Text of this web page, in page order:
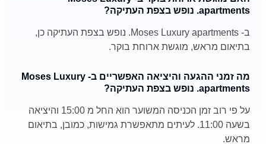
apartments. נופש בצפת העתיקה?
ב- Moses Luxury apartments. נופש בצפת העתיקה כן,
בתיאום מראש, מוגשת ארוחת בוקר.
מה זמני ההגעה והיציאה האפשריים ב- Moses Luxury
apartments. נופש בצפת העתיקה?
על פי רוב זמן הכניסה המשוער הוא החל מ 15:00 והיציאה
בשעה 11:00. לעיתים מתאפשרת גמישות, כמובן, בתיאום
מראש.